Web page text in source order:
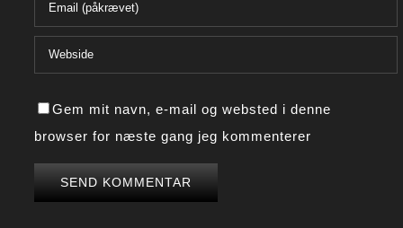
Gem mit navn, e-mail og websted i denne
browser for næste gang jeg kommenterer